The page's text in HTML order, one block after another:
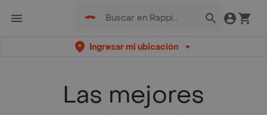
Ingresar mi ubicación
Las mejores